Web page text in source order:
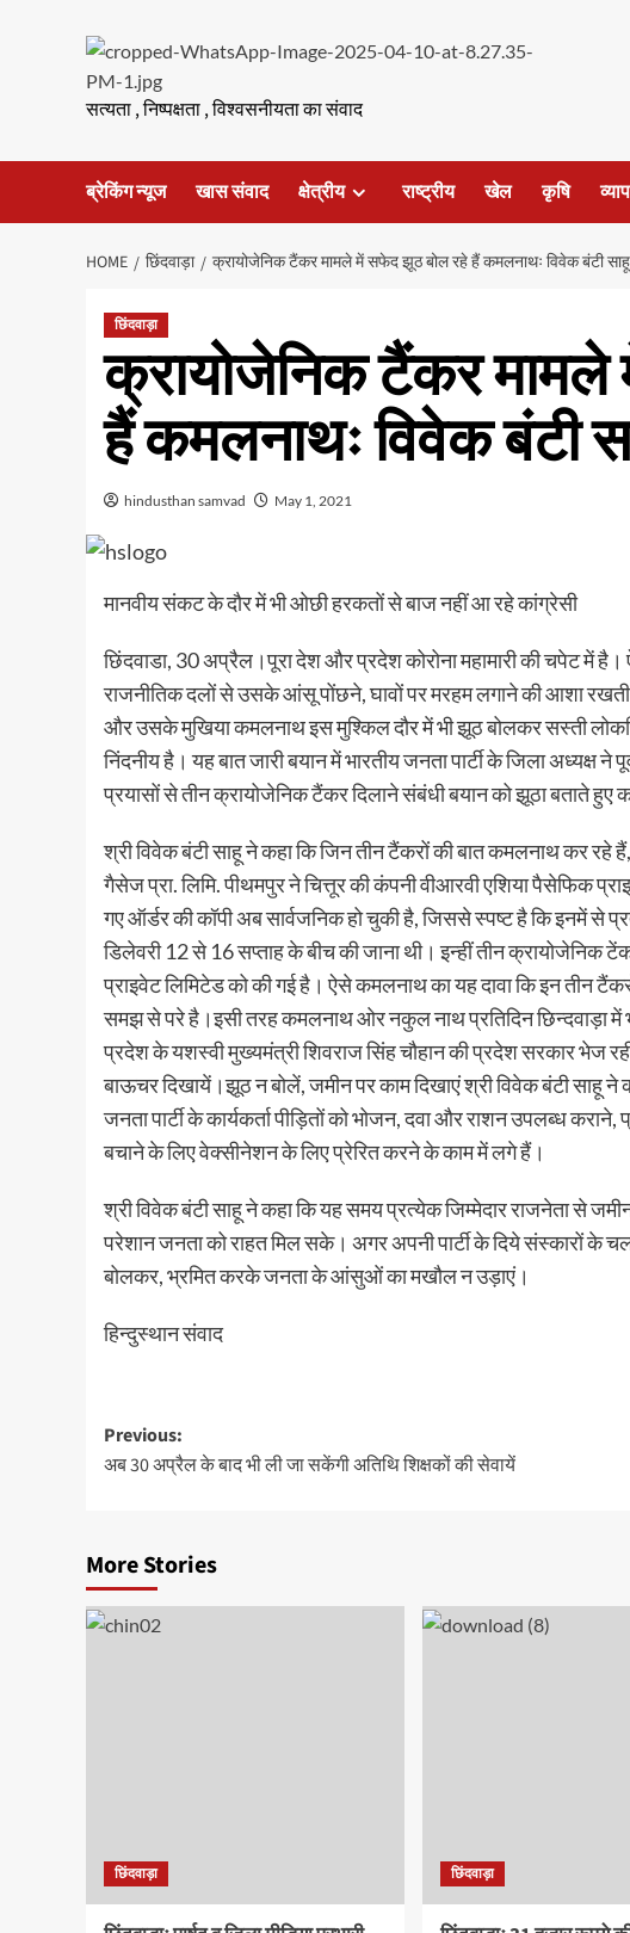
सत्यता , निष्पक्षता , विश्वसनीयता का संवाद
ब्रेकिंग न्यूज खास संवाद क्षेत्रीय राष्ट्रीय खेल कृषि
HOME छिंदवाड़ा क्रायोजेनिक टैंकर मामले में सफेद झूठ बोल रहे हैं कमलनाथः विवेक बंटी साहू
छिंदवाड़ा
क्रायोजेनिक टैंकर
हैं कमलनाथः विवेक बंटी
hindusthan samvad May 1, 2021
मानवीय संकट के दौर में भी ओछी हरकतों से बाज नहीं आ रहे कांग्रेसी
छिंदवाडा, 30 अप्रैल।पूरा देश और प्रदेश कोरोना महामारी की चपेट
राजनीतिक दलों से उसके आंसू पोंछने, घावों पर मरहम लगाने की आशा
और उसके मुखिया कमलनाथ इस मुश्किल दौर में भी झूठ बोलकर सस्ती
निंदनीय है। यह बात जारी बयान में भारतीय जनता पार्टी के जिला अध्यक्ष
प्रयासों से तीन क्रायोजेनिक टैंकर दिलाने संबंधी बयान को झूठा बताते हुए
श्री विवेक बंटी साहू ने कहा कि जिन तीन टैंकरों की बात कमलनाथ कर
गैसेज प्रा. लिमि. पीथमपुर ने चित्तूर की कंपनी वीआरवी एशिया पैसेफिक
गए ऑर्डर की कॉपी अब सार्वजनिक हो चुकी है, जिससे स्पष्ट है कि इनमें
डिलेवरी 12 से 16 सप्ताह के बीच की जाना थी। इन्हीं तीन क्रायोजेनिक
प्राइवेट लिमिटेड को की गई है। ऐसे कमलनाथ का यह दावा कि इन तीन
समझ से परे है।इसी तरह कमलनाथ ओर नकुल नाथ प्रतिदिन छिन्दवाड़ा में
प्रदेश के यशस्वी मुख्यमंत्री शिवराज सिंह चौहान की प्रदेश सरकार भेज
बाऊचर दिखायें।झूठ न बोलें, जमीन पर काम दिखाएं श्री विवेक बंटी साहू
जनता पार्टी के कार्यकर्ता पीड़ितों को भोजन, दवा और राशन उपलब्ध
बचाने के लिए वेक्सीनेशन के लिए प्रेरित करने के काम में लगे हैं।
श्री विवेक बंटी साहू ने कहा कि यह समय प्रत्येक जिम्मेदार राजनेता से
परेशान जनता को राहत मिल सके। अगर अपनी पार्टी के दिये संस्कारों
बोलकर, भ्रमित करके जनता के आंसुओं का मखौल न उड़ाएं।
हिन्दुस्थान संवाद
Post
navigation
Previous:
अब 30 अप्रैल के बाद भी ली जा सकेंगी अतिथि शिक्षकों की सेवायें
More Stories
छिंदवाड़ा छिंदवाड़ा